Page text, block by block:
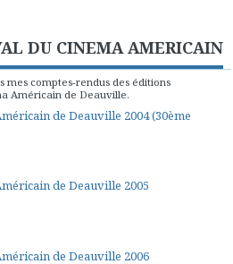
DU CINEMA AMERICAIN
mes comptes-rendus des éditions
Américain de Deauville.
de Deauville 2004 (30ème
de Deauville 2005
de Deauville 2006